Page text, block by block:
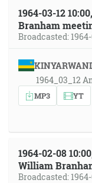
1964-03-12
Branham
Broadcasted:
1964_03_12
MP3 YT
1964-02-08
William
Broadcasted: